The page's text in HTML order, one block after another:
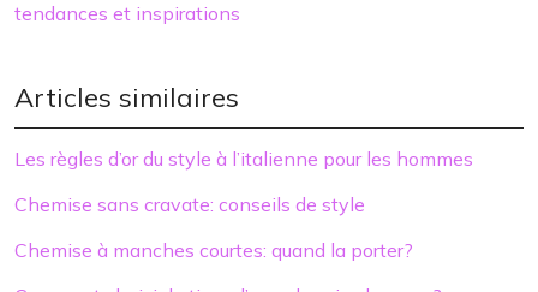
tendances et inspirations
Articles similaires
Les règles d’or du style à l’italienne pour les hommes
Chemise sans cravate: conseils de style
Chemise à manches courtes: quand la porter?